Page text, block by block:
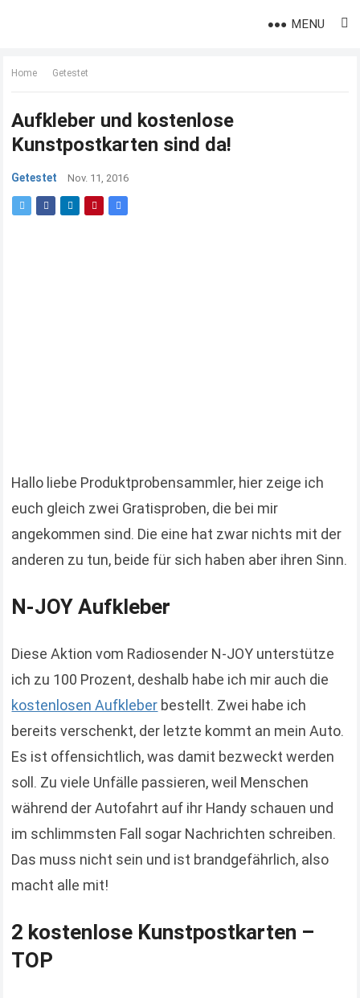
MENU
Home Getestet
Aufkleber und kostenlose
Kunstpostkarten sind da!
Getestet Nov. 11, 2016
Hallo liebe Produktprobensammler, hier zeige ich
euch gleich zwei Gratisproben, die bei mir
angekommen sind. Die eine hat zwar nichts mit der
anderen zu tun, beide für sich haben aber ihren Sinn.
N-JOY Aufkleber
Diese Aktion vom Radiosender N-JOY unterstütze
ich zu 100 Prozent, deshalb habe ich mir auch die
kostenlosen Aufkleber bestellt. Zwei habe ich
bereits verschenkt, der letzte kommt an mein Auto.
Es ist offensichtlich, was damit bezweckt werden
soll. Zu viele Unfälle passieren, weil Menschen
während der Autofahrt auf ihr Handy schauen und
im schlimmsten Fall sogar Nachrichten schreiben.
Das muss nicht sein und ist brandgefährlich, also
macht alle mit!
2 kostenlose Kunstpostkarten –
TOP